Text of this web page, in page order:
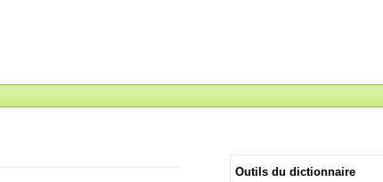
Outils du dictionnaire